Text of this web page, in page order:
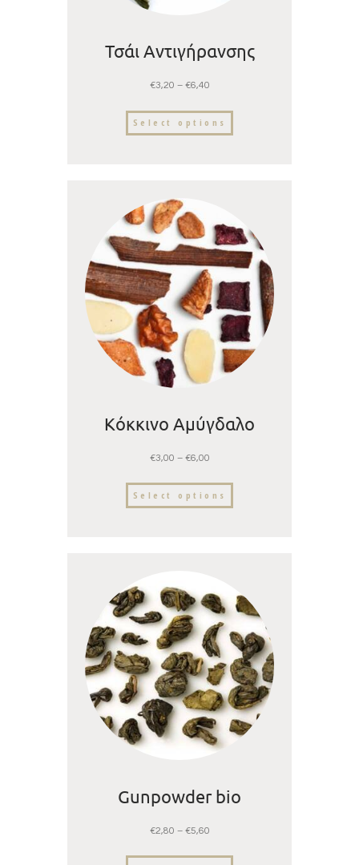
Τσάι Αντιγήρανσης
€3,20 – €6,40
Select options
Κόκκινο Αμύγδαλο
€3,00 – €6,00
Select options
Gunpowder bio
€2,80 – €5,60